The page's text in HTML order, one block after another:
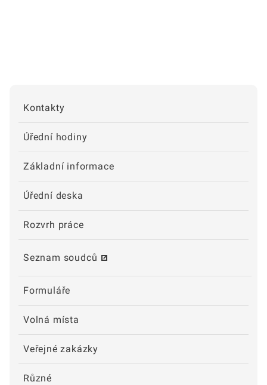
Kontakty
Úřední hodiny
Základní informace
Úřední deska
Rozvrh práce
Seznam soudců
Formuláře
Volná místa
Veřejné zakázky
Různé